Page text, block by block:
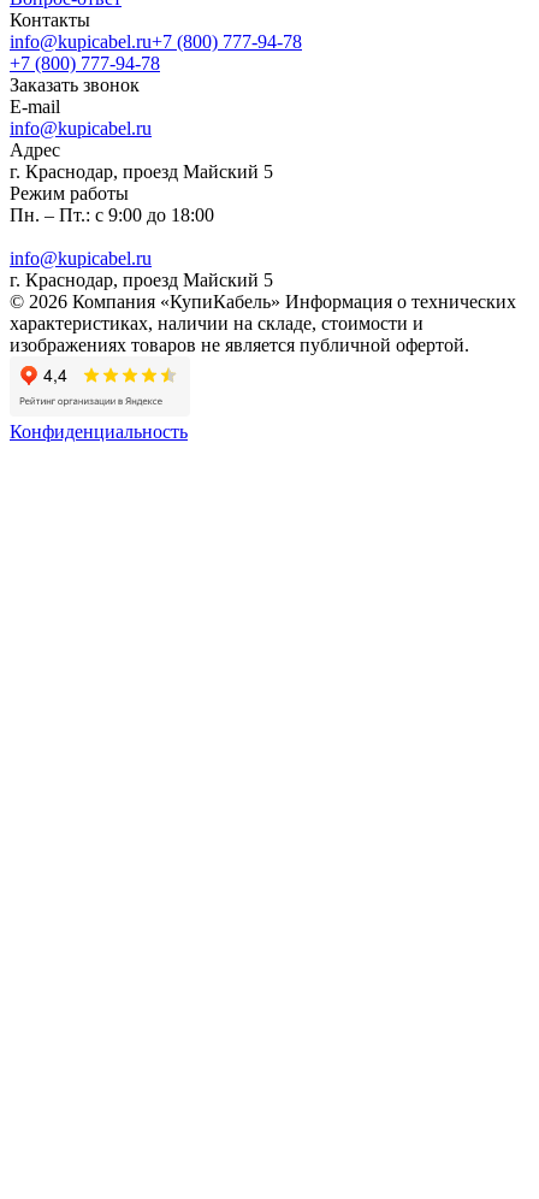
Контакты
info@kupicabel.ru+7 (800) 777-94-78
+7 (800) 777-94-78
Заказать звонок
E-mail
info@kupicabel.ru
Адрес
г. Краснодар, проезд Майский 5
Режим работы
Пн. – Пт.: с 9:00 до 18:00
info@kupicabel.ru
г. Краснодар, проезд Майский 5
© 2026 Компания «КупиКабель» Информация о технических
характеристиках, наличии на складе, стоимости и
изображениях товаров не является публичной офертой.
Конфиденциальность